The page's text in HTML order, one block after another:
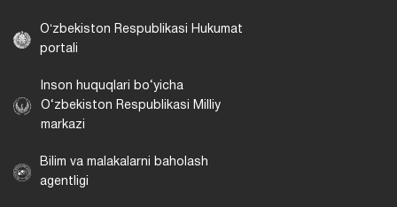
Oʻzbekiston Respublikasi Hukumat
portali
Inson huquqlari bo‘yicha
O‘zbekiston Respublikasi Milliy
markazi
Bilim va malakalarni baholash
agentligi